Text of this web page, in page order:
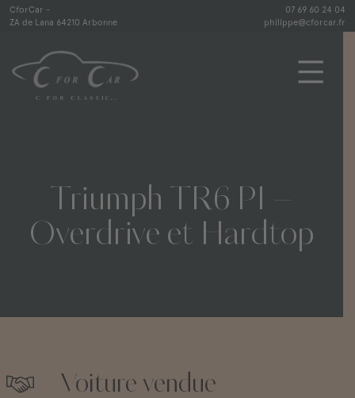
Skip
content
CforCar -
ZA de Lana 64210 Arbonne
07 69 60 24 04
philippe@cforcar.fr
Triumph TR6 PI –
Overdrive et Hardtop
Voiture vendue